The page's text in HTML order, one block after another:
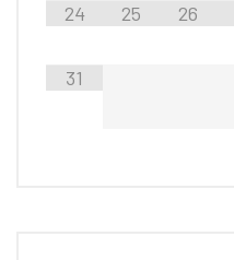
24 25 26
31